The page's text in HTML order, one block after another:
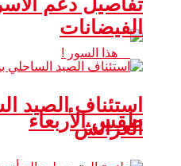
طقس الأربعاء
الفيضانات
استئناف الصيد
العرائش